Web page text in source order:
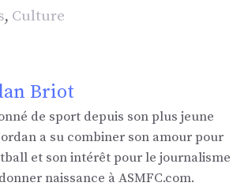
, Culture
Briot
de sport depuis son plus jeune
a su combiner son amour pour
et son intérêt pour le journalisme
naissance à ASMFC.com.